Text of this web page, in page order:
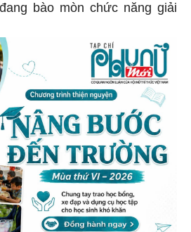
bào mòn chức năng giải